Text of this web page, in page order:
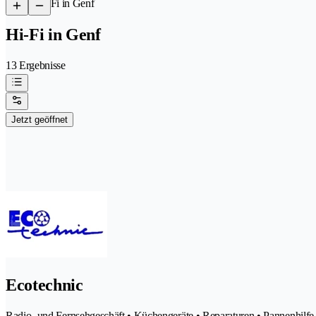
/Hi-Fi in Genf
Hi-Fi in Genf
13 Ergebnisse
Jetzt geöffnet
Ecotechnic